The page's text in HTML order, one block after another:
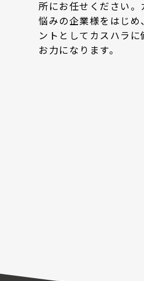
所にお任せください
悩みの企業様をはじめ
ントとしてカスハラ
お力になります。